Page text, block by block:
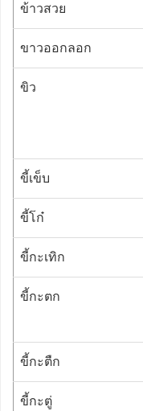
ข้าวสวย
ขาวออกลอก
ขิว
ขี้เข็บ
ขี้โก๋
ขี้กะเทิก
ขี้กะตก
ขี้กะตืก
ขี้กะตู่